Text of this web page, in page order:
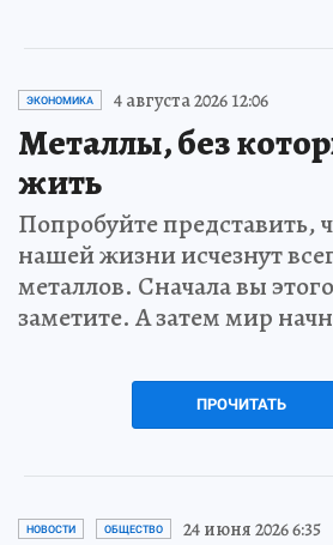
ЭКОНОМИКА 4 августа 2026 12:06
Металлы, без
жить
Попробуйте представить,
нашей жизни исчезнут
металлов. Сначала вы
заметите. А затем мир
ПРОЧИТАТЬ
НОВОСТИ ОБЩЕСТВО 24 июня 2026 6:35